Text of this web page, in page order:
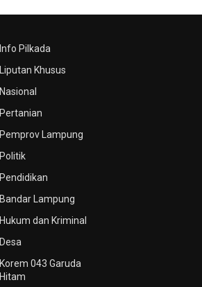
Info Pilkada
Liputan Khusus
Nasional
Pertanian
Pemprov Lampung
Politik
Pendidikan
Bandar Lampung
Hukum dan Kriminal
Desa
Korem 043 Garuda
Hitam